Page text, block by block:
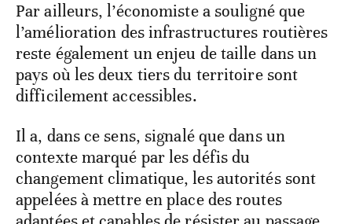
Par ailleurs, l’économiste a souligné que
l’amélioration des infrastructures routières
reste également un enjeu de taille dans un
pays où les deux tiers du territoire sont
difficilement accessibles.
Il a, dans ce sens, signalé que dans un
contexte marqué par les défis du
changement climatique, les autorités sont
appelées à mettre en place des routes